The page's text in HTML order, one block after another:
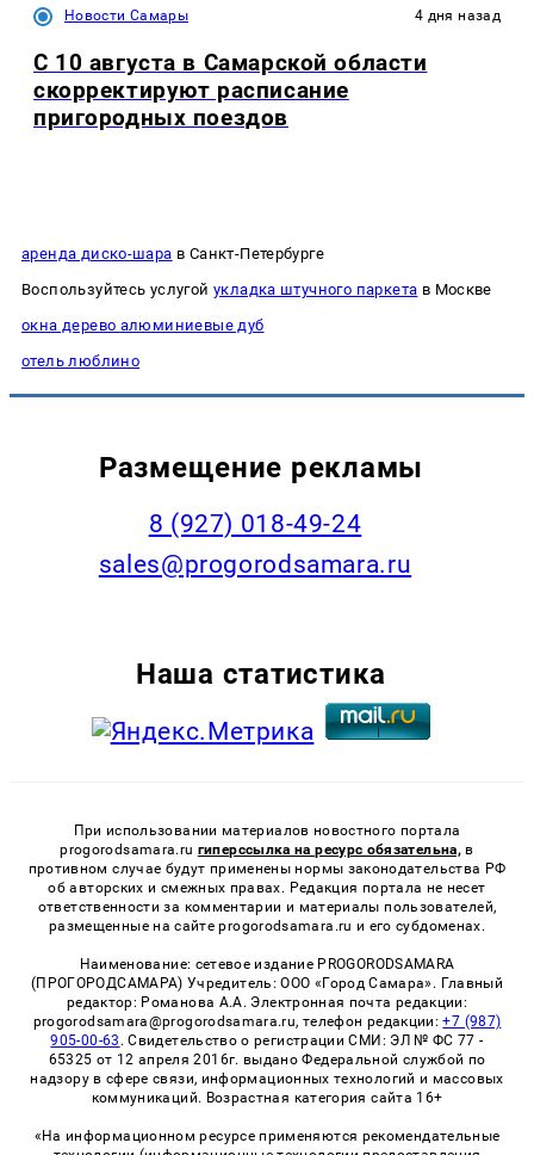
Новости Самары 4 дня назад
С 10 августа в Самарской области
скорректируют расписание
пригородных поездов
аренда диско-шара в Санкт-Петербурге
Воспользуйтесь услугой укладка штучного паркета в Москве
окна дерево алюминиевые дуб
отель люблино
Размещение рекламы
8 (927) 018-49-24
sales@progorodsamara.ru
Наша статистика
При использовании материалов новостного портала
progorodsamara.ru гиперссылка на ресурс обязательна, в
противном случае будут применены нормы законодательства РФ
об авторских и смежных правах. Редакция портала не несет
ответственности за комментарии и материалы пользователей,
размещенные на сайте progorodsamara.ru и его субдоменах.
Наименование: сетевое издание PROGORODSAMARA
(ПРОГОРОДСАМАРА) Учредитель: ООО «Город Самара». Главный
редактор: Романова А.А. Электронная почта редакции:
progorodsamara@progorodsamara.ru, телефон редакции:+7 (987)
905-00-63 . Свидетельство о регистрации СМИ: ЭЛ № ФС 77 -
65325 от 12 апреля 2016г. выдано Федеральной службой по
надзору в сфере связи, информационных технологий и массовых
коммуникаций. Возрастная категория сайта 16+
«На информационном ресурсе применяются рекомендательные